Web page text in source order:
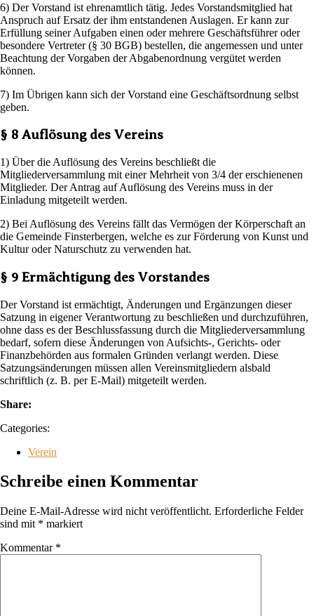
6) Der Vorstand ist ehrenamtlich tätig. Jedes Vorstandsmitglied hat
Anspruch auf Ersatz der ihm entstandenen Auslagen. Er kann zur
Erfüllung seiner Aufgaben einen oder mehrere Geschäftsführer oder
besondere Vertreter (§ 30 BGB) bestellen, die angemessen und unter
Beachtung der Vorgaben der Abgabenordnung vergütet werden
können.
7) Im Übrigen kann sich der Vorstand eine Geschäftsordnung selbst
geben.
§ 8 Auflösung des Vereins
1) Über die Auflösung des Vereins beschließt die
Mitgliederversammlung mit einer Mehrheit von 3/4 der erschienenen
Mitglieder. Der Antrag auf Auflösung des Vereins muss in der
Einladung mitgeteilt werden.
2) Bei Auflösung des Vereins fällt das Vermögen der Körperschaft an
die Gemeinde Finsterbergen, welche es zur Förderung von Kunst und
Kultur oder Naturschutz zu verwenden hat.
§ 9 Ermächtigung des Vorstandes
Der Vorstand ist ermächtigt, Änderungen und Ergänzungen dieser
Satzung in eigener Verantwortung zu beschließen und durchzuführen,
ohne dass es der Beschlussfassung durch die Mitgliederversammlung
bedarf, sofern diese Änderungen von Aufsichts-, Gerichts- oder
Finanzbehörden aus formalen Gründen verlangt werden. Diese
Satzungsänderungen müssen allen Vereinsmitgliedern alsbald
schriftlich (z. B. per E-Mail) mitgeteilt werden.
Share:
Categories:
Verein
Schreibe einen Kommentar
Deine E-Mail-Adresse wird nicht veröffentlicht. Erforderliche Felder
sind mit * markiert
Kommentar *